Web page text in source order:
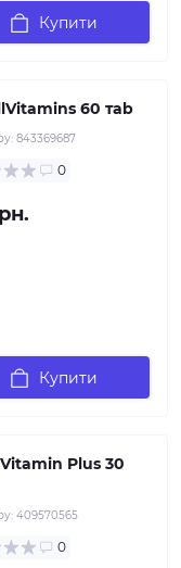
Купити
60 тab
843369687
0
Купити
Plus 30
409570565
0